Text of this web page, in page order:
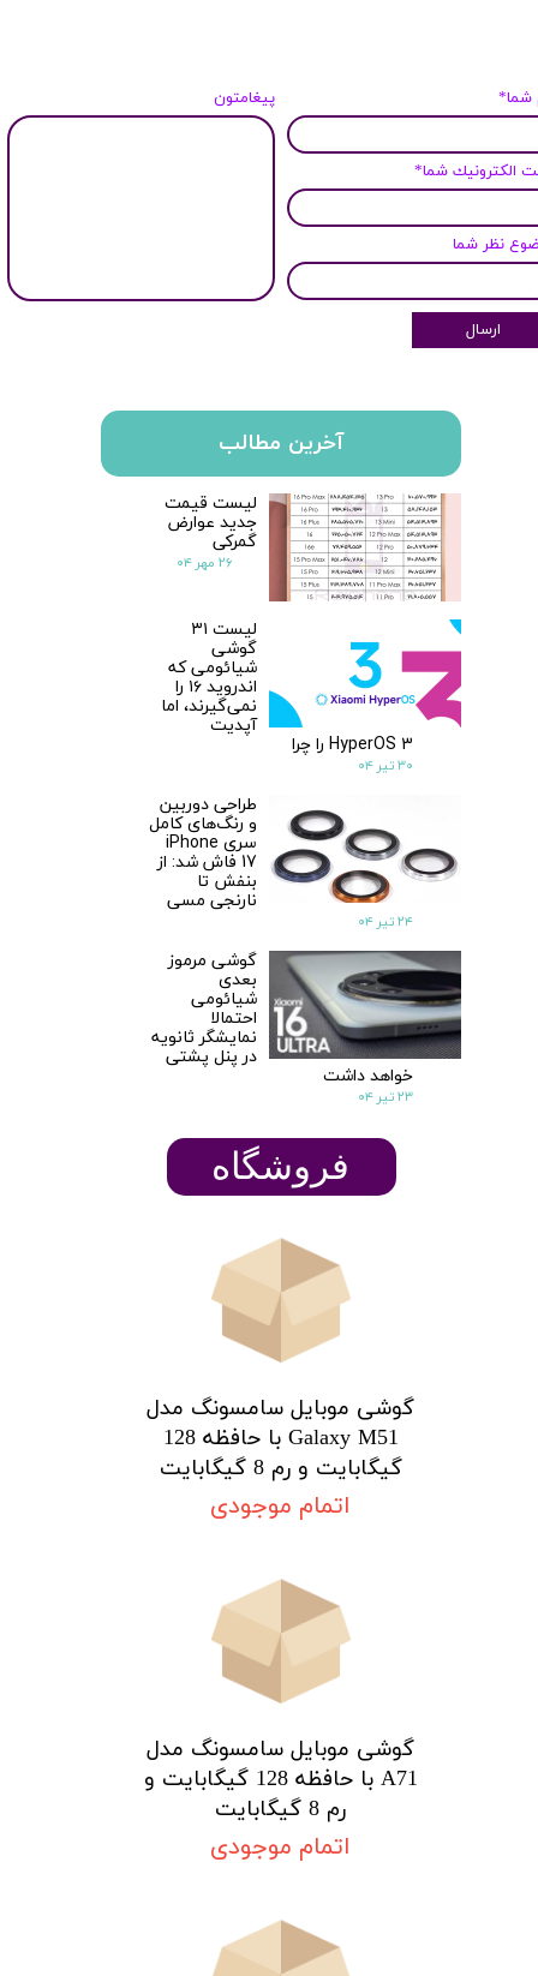
شما*
الكترونيك شما*
نظر شما
پیغامتون
ارسال
گوشی موبایل سامسونگ مدل
Galaxy M51 با حافظه 128
گیگابایت و رم 8 گیگابایت
اتمام موجودی
گوشی موبایل سامسونگ مدل
A71 با حافظه 128 گیگابایت و
رم 8 گیگابایت
اتمام موجودی
​​​​فروشگاه
آخرین مطالب
لیست قیمت
جدید عوارض
گمرکی
۲۶ مهر ۰۴
لیست ۳۱
گوشی
شیائومی که
اندروید ۱۶ را
نمی‌گیرند، اما
آپدیت
HyperOS 3 را چرا
۳۰ تیر ۰۴
طراحی دوربین
و رنگ‌های کامل
سری iPhone
17 فاش شد: از
بنفش تا
نارنجی مسی
۲۴ تیر ۰۴
گوشی مرموز
بعدی
شیائومی
احتمالا
نمایشگر ثانویه
در پنل پشتی
خواهد داشت
۲۳ تیر ۰۴